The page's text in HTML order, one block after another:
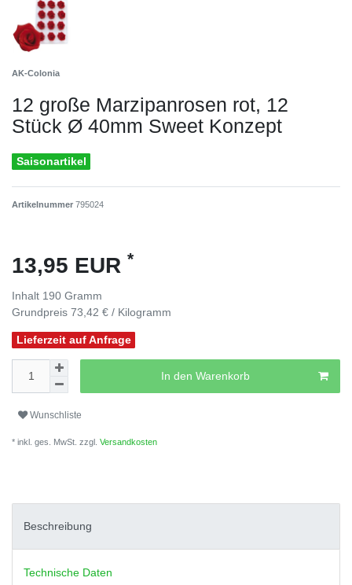
AK-Colonia
12 große Marzipanrosen rot, 12
Stück Ø 40mm Sweet Konzept
Saisonartikel
Artikelnummer 795024
13,95 EUR *
Inhalt 190 Gramm
Grundpreis 73,42 € / Kilogramm
Lieferzeit auf Anfrage
In den Warenkorb
Wunschliste
* inkl. ges. MwSt. zzgl. Versandkosten
Beschreibung
Technische Daten